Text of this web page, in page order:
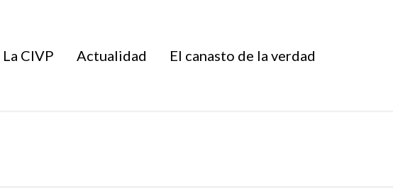
La CIVP Actualidad El canasto de la verdad